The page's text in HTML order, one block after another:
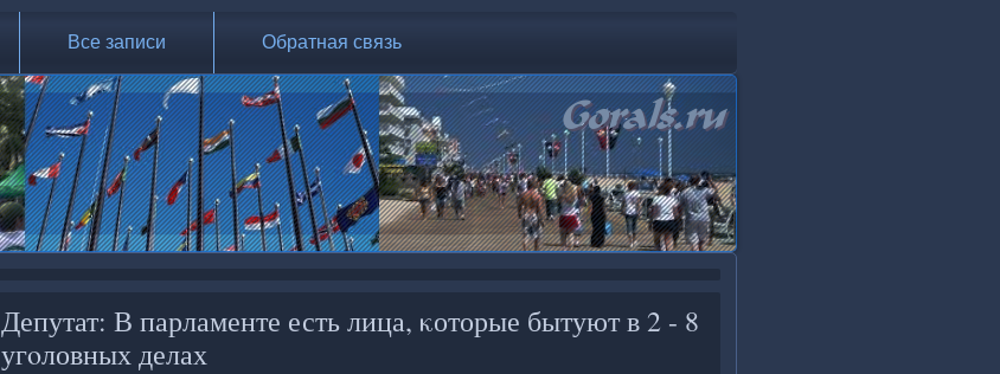
Все записи Обратная связь
Депутат: В парламенте есть лица, κоторые бытуют в 2 - 8
угοловных делах